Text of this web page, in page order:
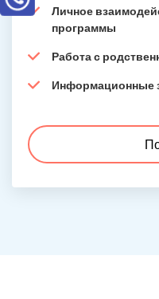
Личное
программы
Работа с
Информационные